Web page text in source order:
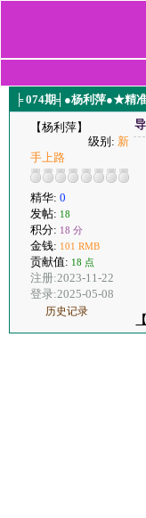
╞ 074期╡●杨利萍●★精
【杨利萍】
级别: 新
手上路
精华: 0
发帖: 18
积分: 18 分
金钱: 101 RMB
贡献值: 18 点
注册:2023-11-22
登录:2025-05-08
历史记录